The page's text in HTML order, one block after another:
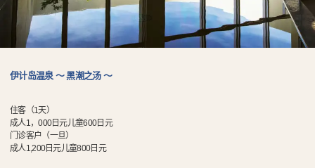
伊计岛温泉 〜 黑潮之汤 〜
住客（1天）
成人1，000日元儿童600日元
门诊客户（一旦）
成人1,200日元儿童800日元